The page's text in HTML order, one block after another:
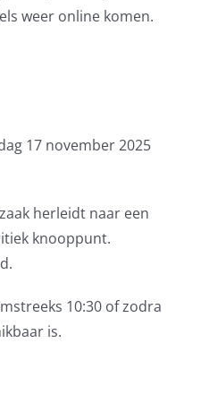
weer online komen.
17 november 2025
herleidt naar een
knooppunt.
10:30 of zodra
is.